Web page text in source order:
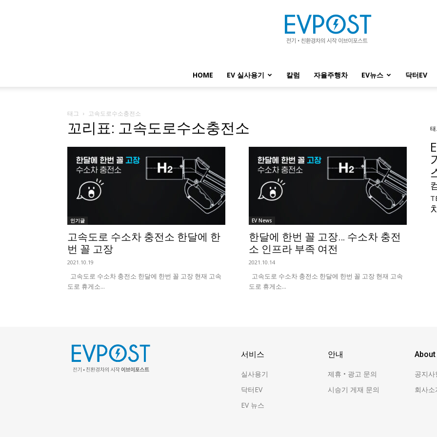
HOME EV 실사용기 칼럼 자율주행차 EV뉴스 닥터EV
태그 고속도로수소충전소
꼬리표: 고속도로수소충전소
인기글
고속도로 수소차 충전소 한달에 한
번 꼴 고장
2021.10.19
고속도로 수소차 충전소 한달에 한번 꼴 고장 현재 고속
도로 휴게소...
EV News
한달에 한번 꼴 고장… 수소차 충전
소 인프라 부족 여전
2021.10.14
고속도로 수소차 충전소 한달에 한번 꼴 고장 현재 고속
도로 휴게소...
태
서비스
실사용기
닥터EV
EV 뉴스
안내
제휴 • 광고 문의
시승기 게재 문의
About
공지사
회사소